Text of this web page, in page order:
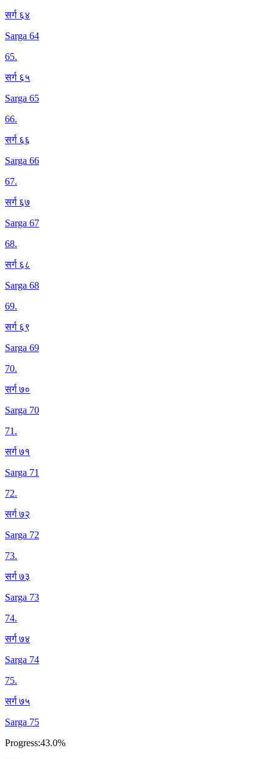
सर्ग ६४
Sarga 64
65.
सर्ग ६५
Sarga 65
66.
सर्ग ६६
Sarga 66
67.
सर्ग ६७
Sarga 67
68.
सर्ग ६८
Sarga 68
69.
सर्ग ६९
Sarga 69
70.
सर्ग ७०
Sarga 70
71.
सर्ग ७१
Sarga 71
72.
सर्ग ७२
Sarga 72
73.
सर्ग ७३
Sarga 73
74.
सर्ग ७४
Sarga 74
75.
सर्ग ७५
Sarga 75
Progress:43.0%